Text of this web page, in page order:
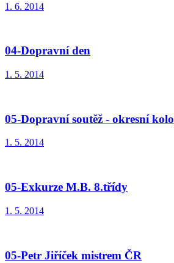
1. 6. 2014
04-Dopravní den
1. 5. 2014
05-Dopravní soutěž - okresní kolo
1. 5. 2014
05-Exkurze M.B. 8.třídy
1. 5. 2014
05-Petr Jiříček mistrem ČR